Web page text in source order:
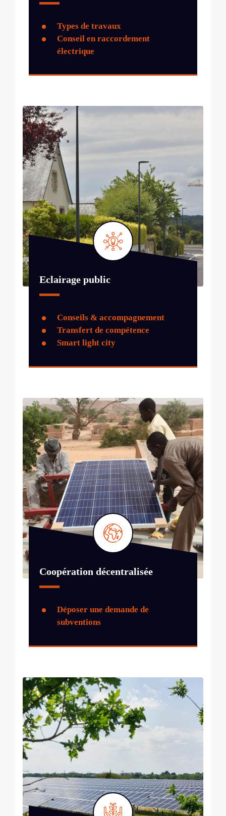
Types de travaux
Conseil en raccordement
électrique
Eclairage public
Conseils & accompagnement
Transfert de compétence
Smart light city
Coopération décentralisée
Déposer une demande de
subventions